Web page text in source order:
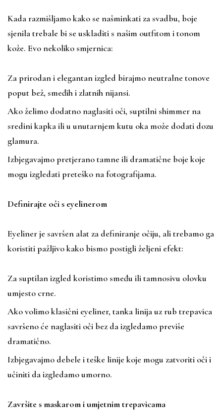
Kada razmišljamo kako se našminkati za svadbu, boje
sjenila trebale bi se uskladiti s našim outfitom i tonom
kože. Evo nekoliko smjernica:
Za prirodan i elegantan izgled birajmo neutralne tonove
poput bež, smeđih i zlatnih nijansi.
Ako želimo dodatno naglasiti oči, suptilni shimmer na
sredini kapka ili u unutarnjem kutu oka može dodati dozu
glamura.
Izbjegavajmo pretjerano tamne ili dramatične boje koje
mogu izgledati preteško na fotografijama.
Definirajte oči s eyelinerom
Eyeliner je savršen alat za definiranje očiju, ali trebamo ga
koristiti pažljivo kako bismo postigli željeni efekt:
Za suptilan izgled koristimo smeđu ili tamnosivu olovku
umjesto crne.
Ako volimo klasični eyeliner, tanka linija uz rub trepavica
savršeno će naglasiti oči bez da izgledamo previše
dramatično.
Izbjegavajmo debele i teške linije koje mogu zatvoriti oči i
učiniti da izgledamo umorno.
Završite s maskarom i umjetnim trepavicama